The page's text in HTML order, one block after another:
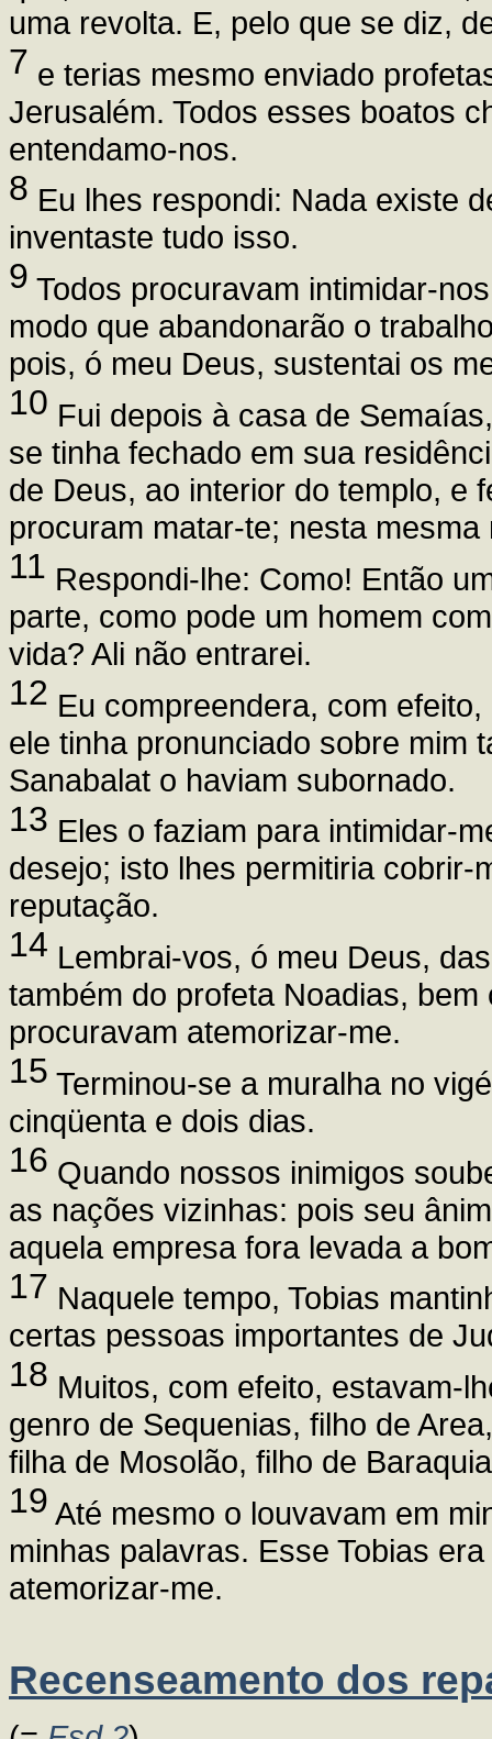
uma revolta. E, pelo que se diz,
7 e terias mesmo enviado
Jerusalém. Todos esses boatos
entendamo-nos.
8 Eu lhes respondi: Nada existe
inventaste tudo isso.
9 Todos procuravam intimidar-
modo que abandonarão o
pois, ó meu Deus, sustentai os
10 Fui depois à casa de
se tinha fechado em sua
de Deus, ao interior do templo, e
procuram matar-te; nesta
11 Respondi-lhe: Como! Então
parte, como pode um homem
vida? Ali não entrarei.
12 Eu compreendera, com
ele tinha pronunciado sobre mim
Sanabalat o haviam subornado.
13 Eles o faziam para intimidar-
desejo; isto lhes permitiria
reputação.
14 Lembrai-vos, ó meu Deus,
também do profeta Noadias,
procuravam atemorizar-me.
15 Terminou-se a muralha no
cinqüenta e dois dias.
16 Quando nossos inimigos
as nações vizinhas: pois seu
aquela empresa fora levada a
17 Naquele tempo, Tobias
certas pessoas importantes de
18 Muitos, com efeito, estavam-
genro de Sequenias, filho de
filha de Mosolão, filho de
19 Até mesmo o louvavam em
minhas palavras. Esse Tobias
atemorizar-me.
Recenseamento dos